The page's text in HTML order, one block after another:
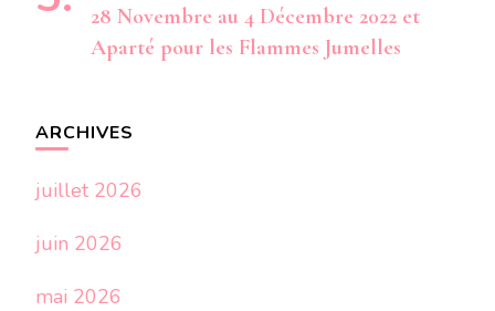
28 Novembre au 4 Décembre 2022 et
Aparté pour les Flammes Jumelles
ARCHIVES
juillet 2026
juin 2026
mai 2026